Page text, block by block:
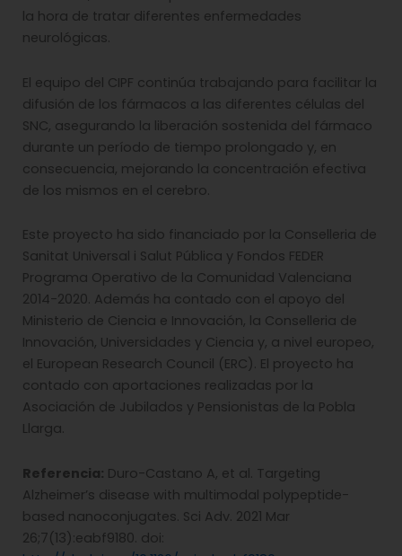
la hora de tratar diferentes enfermedades
neurológicas.
El equipo del CIPF continúa trabajando para facilitar la
difusión de los fármacos a las diferentes células del
SNC, asegurando la liberación sostenida del fármaco
durante un período de tiempo prolongado y, en
consecuencia, mejorando la concentración efectiva
de los mismos en el cerebro.
Este proyecto ha sido financiado por la Conselleria de
Sanitat Universal i Salut Pública y Fondos FEDER
Programa Operativo de la Comunidad Valenciana
2014-2020. Además ha contado con el apoyo del
Ministerio de Ciencia e Innovación, la Conselleria de
Innovación, Universidades y Ciencia y, a nivel europeo,
el European Research Council (ERC). El proyecto ha
contado con aportaciones realizadas por la
Asociación de Jubilados y Pensionistas de la Pobla
Llarga.
Referencia: Duro-Castano A, et al. Targeting
Alzheimer’s disease with multimodal polypeptide-
based nanoconjugates. Sci Adv. 2021 Mar
26;7(13):eabf9180. doi: